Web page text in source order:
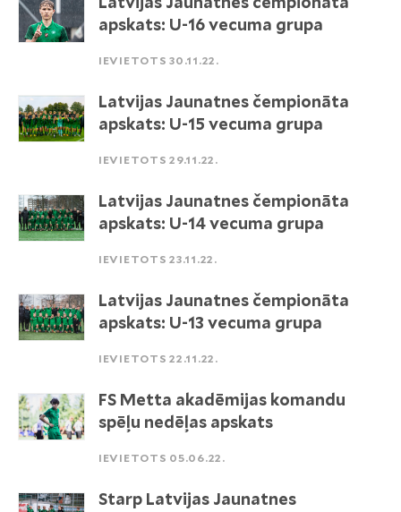
apskats: U-16 vecuma grupa
IEVIETOTS 30.11.22.
Latvijas Jaunatnes čempionāta
apskats: U-15 vecuma grupa
IEVIETOTS 29.11.22.
Latvijas Jaunatnes čempionāta
apskats: U-14 vecuma grupa
IEVIETOTS 23.11.22.
Latvijas Jaunatnes čempionāta
apskats: U-13 vecuma grupa
IEVIETOTS 22.11.22.
FS Metta akadēmijas komandu
spēļu nedēļas apskats
IEVIETOTS 05.06.22.
Starp Latvijas Jaunatnes